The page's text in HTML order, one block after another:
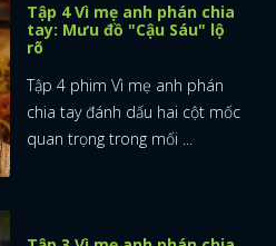
Tập 4 Vì mẹ anh phán chia
tay: Mưu đồ "Cậu Sáu" lộ
rõ
Tập 4 phim Vì mẹ anh phán
chia tay đánh dấu hai cột mốc
quan trọng trong mối ...